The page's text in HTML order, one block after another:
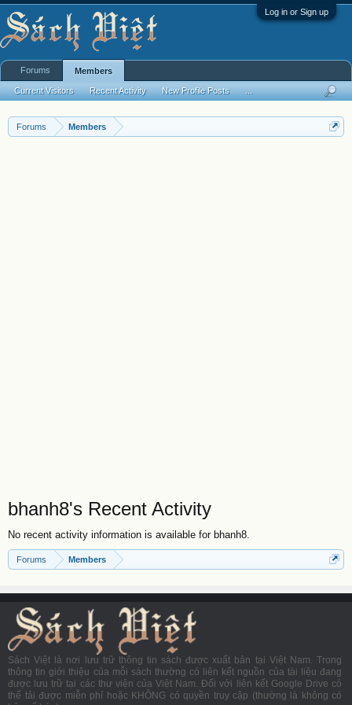
Log in or Sign up
Forums Members
bhanh8's Recent Activity
No recent activity information is available for bhanh8.
Forums Members
Forums Members
Current Visitors Recent Activity New Profile Posts
Sách Việt là nơi lưu trữ thông tin sách được xuất bản tại Việt Nam. Trong
thông tin giới thiệu của mỗi sách thường có liên kết nguồn của tài liệu đang
được lưu trữ tại các thư viện của Việt Nam. Đối với liên kết Google Drive có
thể tải được miễn phí hoặc KHÔNG có quyền truy cập (thường là không có